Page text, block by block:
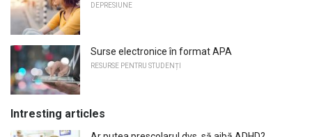
DEPRESIUNE
Surse electronice în format APA
RESURSE PENTRU STUDENȚI
Intresting articles